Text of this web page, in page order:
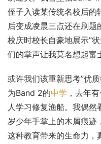
侄子入读某传统名校后的
后变成凌晨三点还在刷题
校庆时校长自豪地展示”
们的掌声让我莫名想起富
或许我们该重新思考”优
为Band 2的中学 ，去年
人学习修复渔船。我偶
岁少年手掌上的木屑痕迹
这种教育带来的生命力，